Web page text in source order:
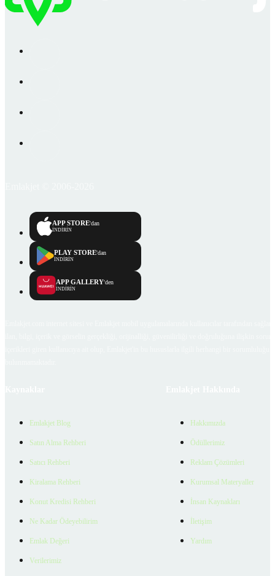
APP STORE'dan
İNDİRİN
PLAY STORE'dan
İNDİRİN
APP GALLERY'den
İNDİRİN
Emlakjet Blog
Satın Alma Rehberi
Satıcı Rehberi
Kiralama Rehberi
Konut Kredisi Rehberi
Ne Kadar Ödeyebilirim
Emlak Değeri
Verilerimiz
Hakkımızda
Ödüllerimiz
Reklam Çözümleri
Kurumsal Materyaller
İnsan Kaynakları
İletişim
Yardım